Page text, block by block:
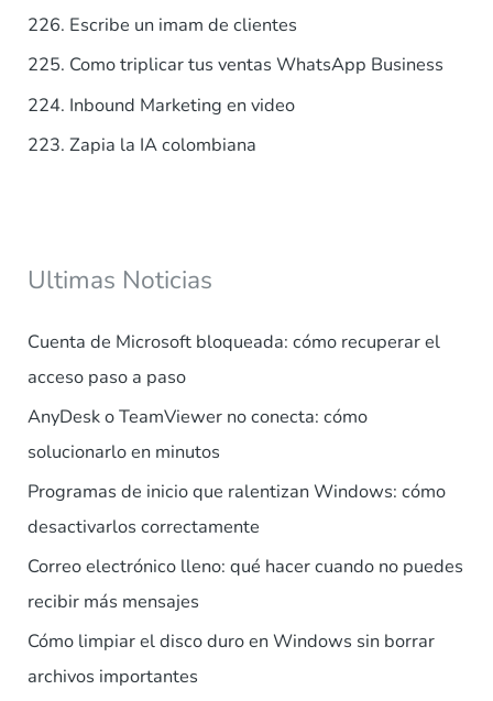
o
226. Escribe un imam de clientes
225. Como triplicar tus ventas WhatsApp Business
224. Inbound Marketing en video
223. Zapia la IA colombiana
Ultimas Noticias
Cuenta de Microsoft bloqueada: cómo recuperar el
acceso paso a paso
AnyDesk o TeamViewer no conecta: cómo
solucionarlo en minutos
Programas de inicio que ralentizan Windows: cómo
desactivarlos correctamente
Correo electrónico lleno: qué hacer cuando no puedes
recibir más mensajes
Cómo limpiar el disco duro en Windows sin borrar
archivos importantes